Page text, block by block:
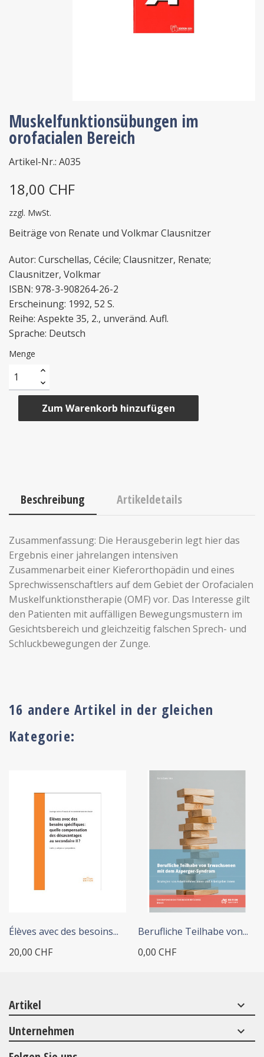
Muskelfunktionsübungen im
orofacialen Bereich
Artikel-Nr.: A035
18,00 CHF
zzgl. MwSt.
Beiträge von Renate und Volkmar Clausnitzer
Autor: Curschellas, Cécile; Clausnitzer, Renate;
Clausnitzer, Volkmar
ISBN: 978-3-908264-26-2
Erscheinung: 1992, 52 S.
Reihe: Aspekte 35, 2., unveränd. Aufl.
Sprache: Deutsch
Menge
Zum Warenkorb hinzufügen
Beschreibung Artikeldetails
Zusammenfassung: Die Herausgeberin legt hier das
Ergebnis einer jahrelangen intensiven
Zusammenarbeit einer Kieferorthopädin und eines
Sprechwissenschaftlers auf dem Gebiet der Orofacialen
Muskelfunktionstherapie (OMF) vor. Das Interesse gilt
den Patienten mit auffälligen Bewegungsmustern im
Gesichtsbereich und gleichzeitig falschen Sprech- und
Schluckbewegungen der Zunge.
16 andere Artikel in der gleichen
Kategorie:
Élèves avec des besoins...
20,00 CHF
Berufliche Teilhabe von...
0,00 CHF
Artikel keyboard_arrow_down
Unternehmen keyboard_arrow_down